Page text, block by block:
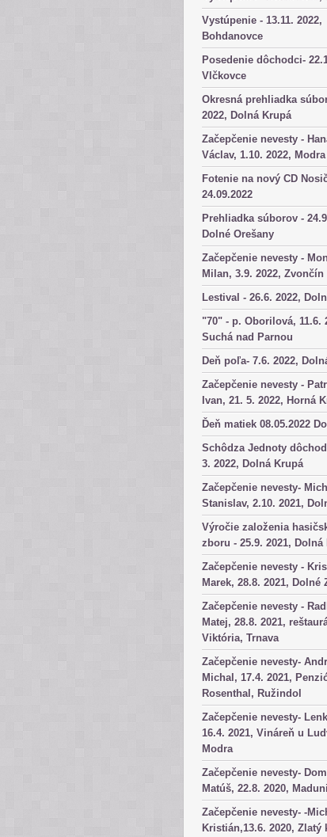
Vystúpenie - 13.11. 2022,
Bohdanovce
Posedenie dôchodci-
Vlčkovce
Okresná prehliadka
2022, Dolná Krupá
Začepčenie nevesty -
Václav, 1.10. 2022, Modra
Fotenie na nový CD
24.09.2022
Prehliadka súborov -
Dolné Orešany
Začepčenie nevesty -
Milan, 3.9. 2022, Zvončín
Lestival - 26.6. 2022,
"70" - p. Oborilová, 11.6.
Suchá nad Parnou
Deň poľa- 7.6. 2022,
Začepčenie nevesty -
Ivan, 21. 5. 2022, Horná
Ďeň matiek 08.05.2022
Schôdza Jednoty
3. 2022, Dolná Krupá
Začepčenie nevesty-
Stanislav, 2.10. 2021,
Výročie založenia
zboru - 25.9. 2021, Dolná
Začepčenie nevesty -
Marek, 28.8. 2021, Dolné
Začepčenie nevesty -
Matej, 28.8. 2021,
Viktória, Trnava
Začepčenie nevesty-
Michal, 17.4. 2021,
Rosenthal, Ružindol
Začepčenie nevesty-
16.4. 2021, Vináreň u
Modra
Začepčenie nevesty-
Matúš, 22.8. 2020,
Začepčenie nevesty- -
Kristián,13.6. 2020, Zlatý